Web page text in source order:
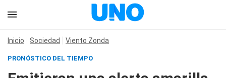
Inicio Sociedad Viento Zonda
PRONÓSTICO DEL TIEMPO